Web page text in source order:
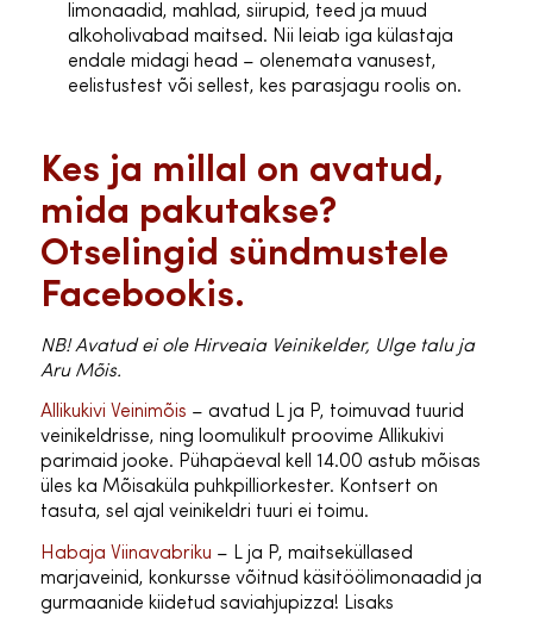
limonaadid, mahlad, siirupid, teed ja muud
alkoholivabad maitsed. Nii leiab iga külastaja
endale midagi head – olenemata vanusest,
eelistustest või sellest, kes parasjagu roolis on.
Kes ja millal on avatud,
mida pakutakse?
Otselingid sündmustele
Facebookis.
NB! Avatud ei ole Hirveaia Veinikelder, Ulge talu ja
Aru Mõis.
Allikukivi Veinimõis – avatud L ja P, toimuvad tuurid
veinikeldrisse, ning loomulikult proovime Allikukivi
parimaid jooke. Pühapäeval kell 14.00 astub mõisas
üles ka Mõisaküla puhkpilliorkester. Kontsert on
tasuta, sel ajal veinikeldri tuuri ei toimu.
Habaja Viinavabriku – L ja P, maitseküllased
marjaveinid, konkursse võitnud käsitöölimonaadid ja
gurmaanide kiidetud saviahjupizza! Lisaks